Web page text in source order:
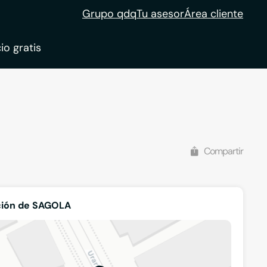
Grupo qdqTu asesorÁrea cliente
gratis
Compartir
de SAGOLA